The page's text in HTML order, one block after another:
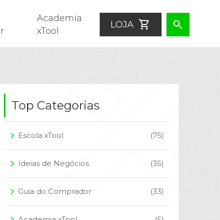
Academia
xTool
LOJA shopping_cart search
Top Categorias
arrow_forward_ios Escola xTool (75)
arrow_forward_ios Ideias de Negócios (35)
arrow_forward_ios Guia do Comprador (33)